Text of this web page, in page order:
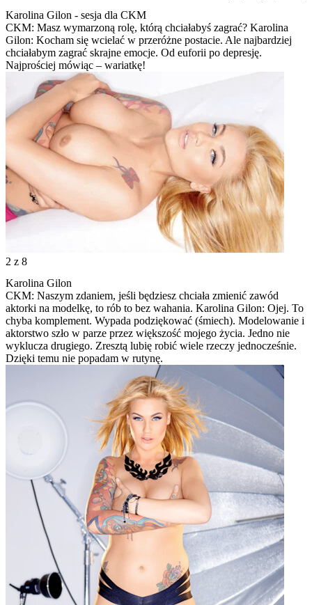
Karolina Gilon - sesja dla CKM
CKM: Masz wymarzoną rolę, którą chciałabyś zagrać? Karolina
Gilon: Kocham się wcielać w przeróżne postacie. Ale najbardziej
chciałabym zagrać skrajne emocje. Od euforii po depresję.
Najprościej mówiąc – wariatkę!
2 z 8
Karolina Gilon
CKM: Naszym zdaniem, jeśli będziesz chciała zmienić zawód
aktorki na modelkę, to rób to bez wahania. Karolina Gilon: Ojej. To
chyba komplement. Wypada podziękować (śmiech). Modelowanie i
aktorstwo szło w parze przez większość mojego życia. Jedno nie
wyklucza drugiego. Zresztą lubię robić wiele rzeczy jednocześnie.
Dzięki temu nie popadam w rutynę.